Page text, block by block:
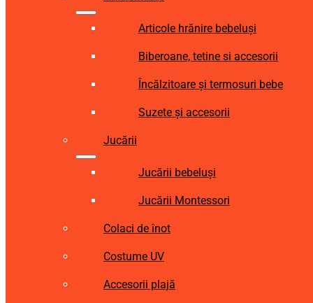
Articole hrănire bebeluși
Biberoane, tetine si accesorii
Încălzitoare și termosuri bebe
Suzete și accesorii
Jucării
Jucării bebeluși
Jucării Montessori
Colaci de înot
Costume UV
Accesorii plajă